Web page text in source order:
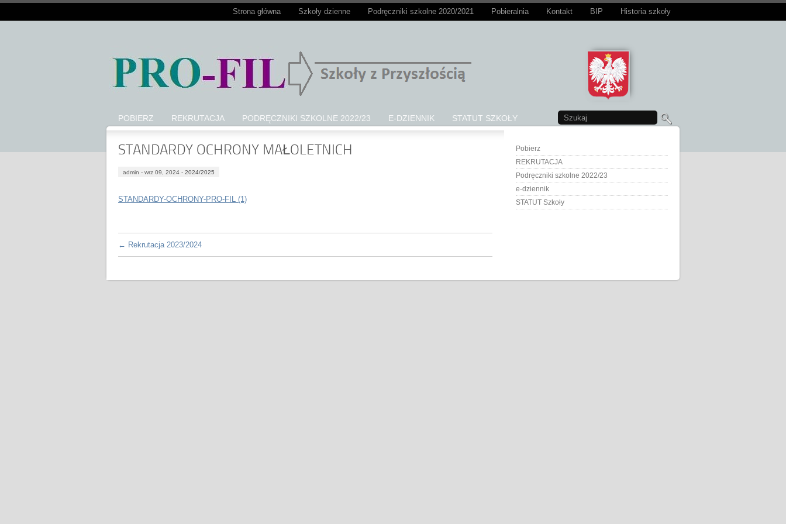
Strona główna Szkoły dzienne Podręczniki szkolne 2020/2021 Pobieralnia Kontakt BIP Historia szkoły
POBIERZ REKRUTACJA PODRĘCZNIKI SZKOLNE 2022/23 E-DZIENNIK STATUT SZKOŁY
STANDARDY OCHRONY MAŁOLETNICH
admin - wrz 09, 2024 - 2024/2025
STANDARDY-OCHRONY-PRO-FIL (1)
← Rekrutacja 2023/2024
Pobierz
REKRUTACJA
Podręczniki szkolne 2022/23
e-dziennik
STATUT Szkoły